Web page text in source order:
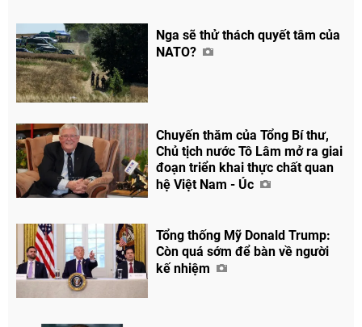
Nga sẽ thử thách quyết tâm của
NATO?
Chuyến thăm của Tổng Bí thư,
Chủ tịch nước Tô Lâm mở ra giai
đoạn triển khai thực chất quan
hệ Việt Nam - Úc
Tổng thống Mỹ Donald Trump:
Còn quá sớm để bàn về người
kế nhiệm